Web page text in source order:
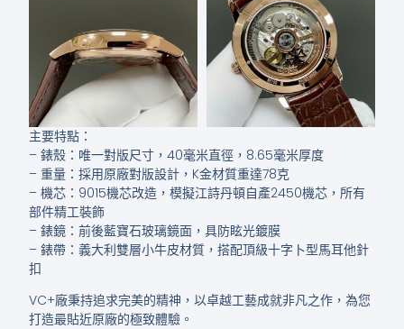
主要特點：
– 錶殼：唯一對版尺寸，40毫米直徑，8.65毫米厚度
– 重量：採用原廠對版設計，K金材質重達78克
– 機芯：9015機芯改造，模擬江詩丹頓自產2450機芯，所有
部件精工裝飾
– 錶鏡：前後藍寶石玻璃鏡面，具防眩光鍍膜
– 錶帶：義大利雙層小牛皮材質，搭配頂級十字卜型馬耳他針
扣
VC+廠秉持追求完美的精神，以卓越工藝成就非凡之作，為您
打造最貼近原廠的極致體驗。